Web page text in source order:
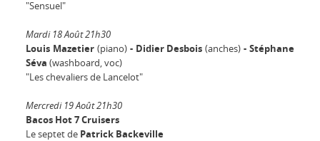
"Sensuel"
Mardi 18 Août 21h30
Louis Mazetier (piano)- Didier Desbois(anches) - Stéphane
Séva (washboard, voc)
"Les chevaliers de Lancelot"
Mercredi 19 Août 21h30
Bacos Hot 7 Cruisers
Le septet de Patrick Backeville